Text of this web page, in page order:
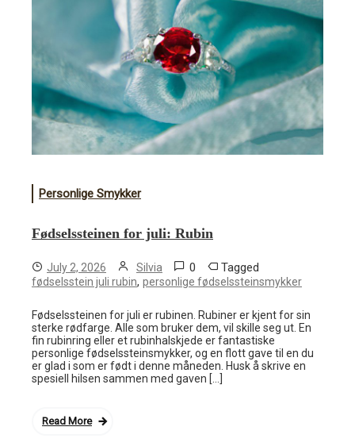
Personlige Smykker
Fødselssteinen for juli: Rubin
July 2, 2026 Silvia 0 Tagged
fødselsstein juli rubin, personlige fødselssteinsmykker
Fødselssteinen for juli er rubinen. Rubiner er kjent for sin
sterke rødfarge. Alle som bruker dem, vil skille seg ut. En
fin rubinring eller et rubinhalskjede er fantastiske
personlige fødselssteinsmykker, og en flott gave til en du
er glad i som er født i denne måneden. Husk å skrive en
spesiell hilsen sammen med gaven […]
Read More